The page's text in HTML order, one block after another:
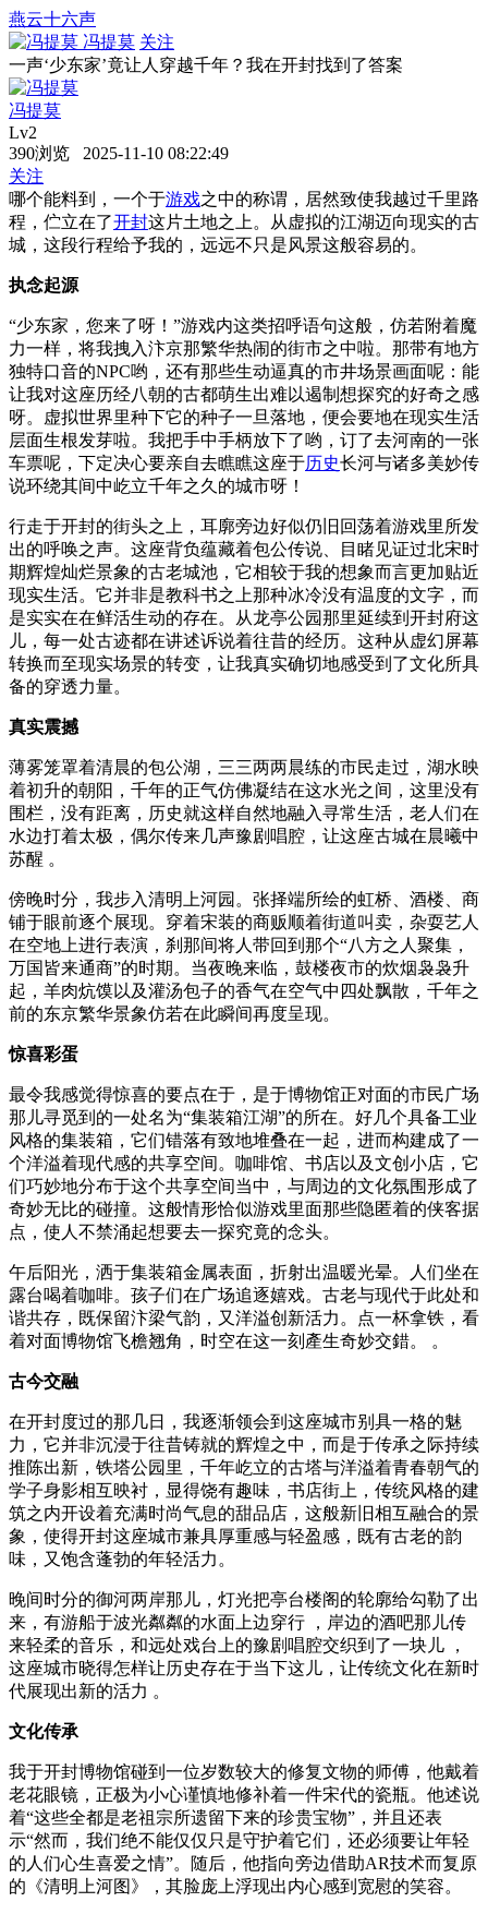
燕云十六声
冯提莫 关注
一声‘少东家’竟让人穿越千年？我在开封找到了答案
冯提莫
Lv2
390浏览 2025-11-10 08:22:49
关注
哪个能料到，一个于游戏之中的称谓，居然致使我越过千里路
程，伫立在了开封这片土地之上。从虚拟的江湖迈向现实的古
城，这段行程给予我的，远远不只是风景这般容易的。
执念起源
“少东家，您来了呀！”游戏内这类招呼语句这般，仿若附着魔
力一样，将我拽入汴京那繁华热闹的街市之中啦。那带有地方
独特口音的NPC哟，还有那些生动逼真的市井场景画面呢：能
让我对这座历经八朝的古都萌生出难以遏制想探究的好奇之感
呀。虚拟世界里种下它的种子一旦落地，便会要地在现实生活
层面生根发芽啦。我把手中手柄放下了哟，订了去河南的一张
车票呢，下定决心要亲自去瞧瞧这座于历史长河与诸多美妙传
说环绕其间中屹立千年之久的城市呀！
行走于开封的街头之上，耳廓旁边好似仍旧回荡着游戏里所发
出的呼唤之声。这座背负蕴藏着包公传说、目睹见证过北宋时
期辉煌灿烂景象的古老城池，它相较于我的想象而言更加贴近
现实生活。它并非是教科书之上那种冰冷没有温度的文字，而
是实实在在鲜活生动的存在。从龙亭公园那里延续到开封府这
儿，每一处古迹都在讲述诉说着往昔的经历。这种从虚幻屏幕
转换而至现实场景的转变，让我真实确切地感受到了文化所具
备的穿透力量。
真实震撼
薄雾笼罩着清晨的包公湖，三三两两晨练的市民走过，湖水映
着初升的朝阳，千年的正气仿佛凝结在这水光之间，这里没有
围栏，没有距离，历史就这样自然地融入寻常生活，老人们在
水边打着太极，偶尔传来几声豫剧唱腔，让这座古城在晨曦中
苏醒 。
傍晚时分，我步入清明上河园。张择端所绘的虹桥、酒楼、商
铺于眼前逐个展现。穿着宋装的商贩顺着街道叫卖，杂耍艺人
在空地上进行表演，刹那间将人带回到那个“八方之人聚集，
万国皆来通商”的时期。当夜晚来临，鼓楼夜市的炊烟袅袅升
起，羊肉炕馍以及灌汤包子的香气在空气中四处飘散，千年之
前的东京繁华景象仿若在此瞬间再度呈现。
惊喜彩蛋
最令我感觉得惊喜的要点在于，是于博物馆正对面的市民广场
那儿寻觅到的一处名为“集装箱江湖”的所在。好几个具备工业
风格的集装箱，它们错落有致地堆叠在一起，进而构建成了一
个洋溢着现代感的共享空间。咖啡馆、书店以及文创小店，它
们巧妙地分布于这个共享空间当中，与周边的文化氛围形成了
奇妙无比的碰撞。这般情形恰似游戏里面那些隐匿着的侠客据
点，使人不禁涌起想要去一探究竟的念头。
午后阳光，洒于集装箱金属表面，折射出温暖光晕。人们坐在
露台喝着咖啡。孩子们在广场追逐嬉戏。古老与现代于此处和
谐共存，既保留汴梁气韵，又洋溢创新活力。点一杯拿铁，看
着对面博物馆飞檐翘角，时空在这一刻產生奇妙交錯。 。
古今交融
在开封度过的那几日，我逐渐领会到这座城市别具一格的魅
力，它并非沉浸于往昔铸就的辉煌之中，而是于传承之际持续
推陈出新，铁塔公园里，千年屹立的古塔与洋溢着青春朝气的
学子身影相互映衬，显得饶有趣味，书店街上，传统风格的建
筑之内开设着充满时尚气息的甜品店，这般新旧相互融合的景
象，使得开封这座城市兼具厚重感与轻盈感，既有古老的韵
味，又饱含蓬勃的年轻活力。
晚间时分的御河两岸那儿，灯光把亭台楼阁的轮廓给勾勒了出
来，有游船于波光粼粼的水面上边穿行 ，岸边的酒吧那儿传
来轻柔的音乐，和远处戏台上的豫剧唱腔交织到了一块儿 ，
这座城市晓得怎样让历史存在于当下这儿，让传统文化在新时
代展现出新的活力 。
文化传承
我于开封博物馆碰到一位岁数较大的修复文物的师傅，他戴着
老花眼镜，正极为小心谨慎地修补着一件宋代的瓷瓶。他述说
着“这些全都是老祖宗所遗留下来的珍贵宝物”，并且还表
示“然而，我们绝不能仅仅只是守护着它们，还必须要让年轻
的人们心生喜爱之情”。随后，他指向旁边借助AR技术而复原
的《清明上河图》，其脸庞上浮现出内心感到宽慰的笑容。